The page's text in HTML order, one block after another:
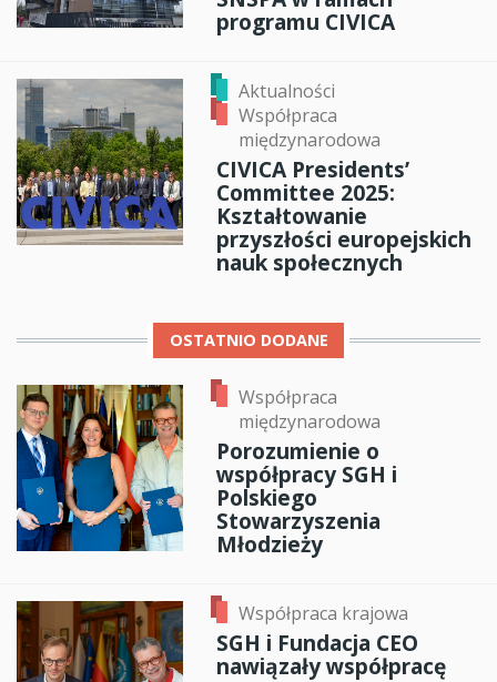
programu CIVICA
Aktualności
Współpraca
międzynarodowa
CIVICA Presidents’
Committee 2025:
Kształtowanie
przyszłości europejskich
nauk społecznych
OSTATNIO DODANE
Współpraca
międzynarodowa
Porozumienie o
współpracy SGH i
Polskiego
Stowarzyszenia
Młodzieży
Współpraca krajowa
SGH i Fundacja CEO
nawiązały współpracę